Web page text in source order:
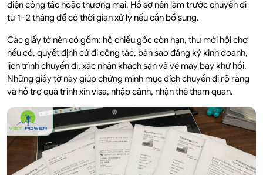
diện công tác hoặc thương mại. Hồ sơ nên làm trước chuyến đi
từ 1–2 tháng để có thời gian xử lý nếu cần bổ sung.
Các giấy tờ nên có gồm: hộ chiếu gốc còn hạn, thư mời hội chợ
nếu có, quyết định cử đi công tác, bản sao đăng ký kinh doanh,
lịch trình chuyến đi, xác nhận khách sạn và vé máy bay khứ hồi.
Những giấy tờ này giúp chứng minh mục đích chuyến đi rõ ràng
và hỗ trợ quá trình xin visa, nhập cảnh, nhận thẻ tham quan.